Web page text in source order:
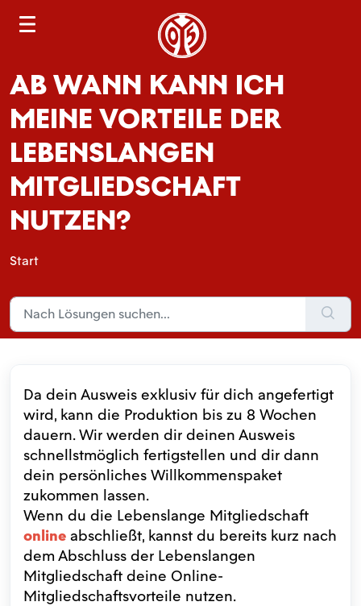
AB WANN KANN ICH
MEINE VORTEILE DER
LEBENSLANGEN
MITGLIEDSCHAFT
NUTZEN?
Start
Da dein Ausweis exklusiv für dich angefertigt
wird, kann die Produktion bis zu 8 Wochen
dauern. Wir werden dir deinen Ausweis
schnellstmöglich fertigstellen und dir dann
dein persönliches Willkommenspaket
zukommen lassen.
Wenn du die Lebenslange Mitgliedschaft
online abschließt, kannst du bereits kurz nach
dem Abschluss der Lebenslangen
Mitgliedschaft deine Online-
Mitgliedschaftsvorteile nutzen.